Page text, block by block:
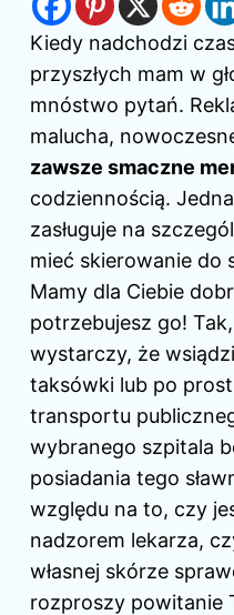
Kiedy nadchodzi
przyszłych mam w
mnóstwo pytań.
malucha,
zawsze smaczne
codziennością.
zasługuje na
mieć skierowanie do
Mamy dla Ciebie
potrzebujesz go! Tak,
wystarczy, że
taksówki lub po
transportu
wybranego szpitala
posiadania tego
względu na to, czy
nadzorem lekarza,
własnej skórze
rozproszy powitanie